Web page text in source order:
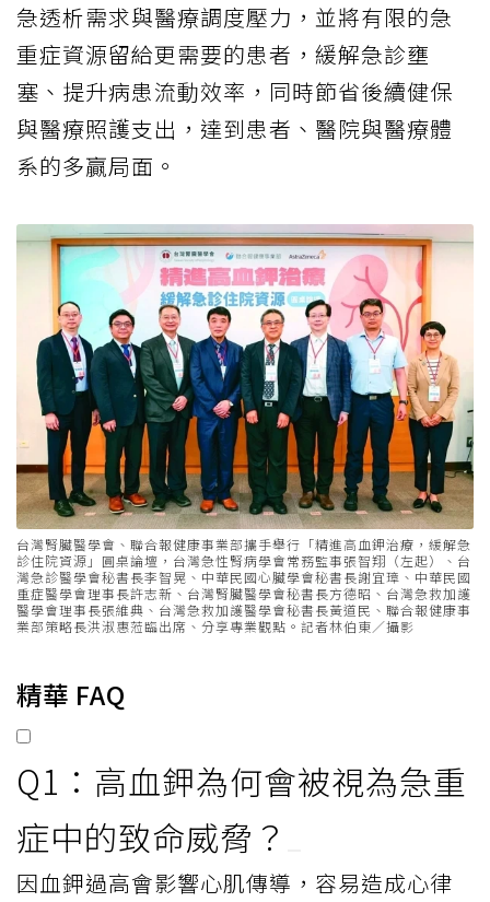
急透析需求與醫療調度壓力，並將有限的急
重症資源留給更需要的患者，緩解急診壅
塞、提升病患流動效率，同時節省後續健保
與醫療照護支出，達到患者、醫院與醫療體
系的多贏局面。
台灣腎臟醫學會、聯合報健康事業部攜手舉行「精進高血鉀治療，緩解急
診住院資源」圓桌論壇，台灣急性腎病學會常務監事張智翔（左起）、台
灣急診醫學會秘書長李智晃、中華民國心臟學會秘書長謝宜璋、中華民國
重症醫學會理事長許志新、台灣腎臟醫學會秘書長方德昭、台灣急救加護
醫學會理事長張維典、台灣急救加護醫學會秘書長黃道民、聯合報健康事
業部策略長洪淑惠蒞臨出席、分享專業觀點。記者林伯東／攝影
精華 FAQ
Q1：高血鉀為何會被視為急重
症中的致命威脅？
因血鉀過高會影響心肌傳導，容易造成心律